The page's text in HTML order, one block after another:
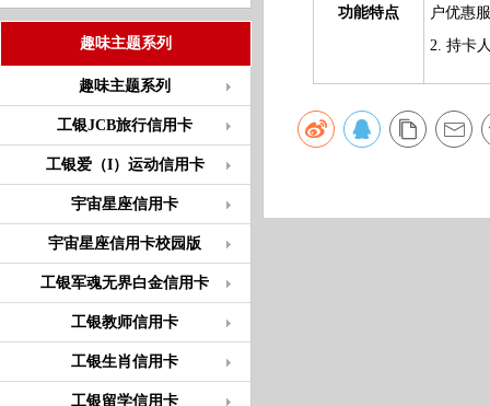
趣味主题系列
趣味主题系列
工银JCB旅行信用卡
工银爱（I）运动信用卡
宇宙星座信用卡
宇宙星座信用卡校园版
工银军魂无界白金信用卡
工银教师信用卡
工银生肖信用卡
工银留学信用卡
功能特点
户优惠
2. 持卡